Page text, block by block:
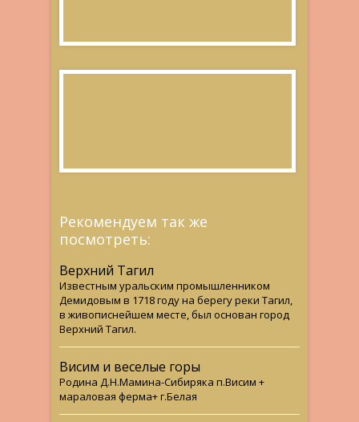
Рекомендуем так же
посмотреть:
Верхний Тагил
Известным уральским промышленником
Демидовым в 1718 году на берегу реки Тагил,
в живописнейшем месте, был основан город
Верхний Тагил.
Висим и веселые горы
Родина Д.Н.Мамина-Сибиряка п.Висим +
мараловая ферма+ г.Белая